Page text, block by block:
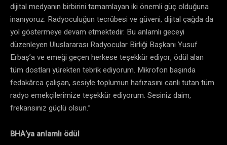
dijital medyanın birbirini tamamlayan iki önemli güç olduğuna
inanıyoruz. Radyoculuğun tecrübesi ve güveni, dijital çağda da
yol göstermeye devam etmektedir. Bu anlamlı geceyi
düzenleyen Uluslararası Radyocular Birliği Başkanı Yusuf
Erbaş’a ve emeği geçen herkese teşekkür ediyor, ödül alan
tüm dostları yürekten tebrik ediyorum. Mikrofon başında
fedakârca çalışan, sesiyle toplumun hafızasını canlı tutan tüm
radyo emekçilerimize teşekkür ediyorum. Sesiniz daim,
frekansınız güçlü olsun.”
BHA’ya anlamlı ödül